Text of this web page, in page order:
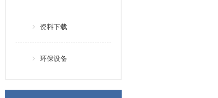
资料下载
环保设备